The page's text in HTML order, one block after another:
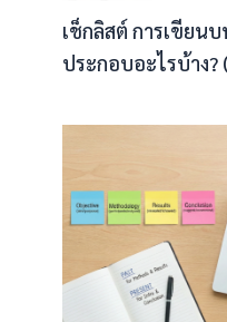
เช็กลิสต์ การเขียน
ประกอบอะไรบ้าง